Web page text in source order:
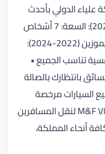
الدولي بأحدث
السيارات باصات سياحية حديثة (2022-2025): السعة: 7 أشخاص
و8 حقائب سيارات حديثة مرخصة خدمة ليموزين (2022-2024):
تنافسية تناسب الجميع •
بانتظارك بالصالة
السيارات مرخصة
سياحيًا وفانات رسمية. M&F VIP Transportation لنقل المسافرين
أنحاء المملكة،